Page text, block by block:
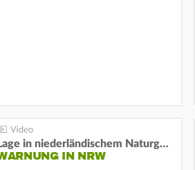
Lage in niederländischem Naturgebiet stabil
IN NRW